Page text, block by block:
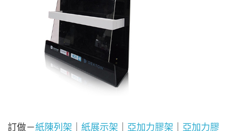
訂做－紙陳列架 紙展示架 亞加力膠架
亞加力膠